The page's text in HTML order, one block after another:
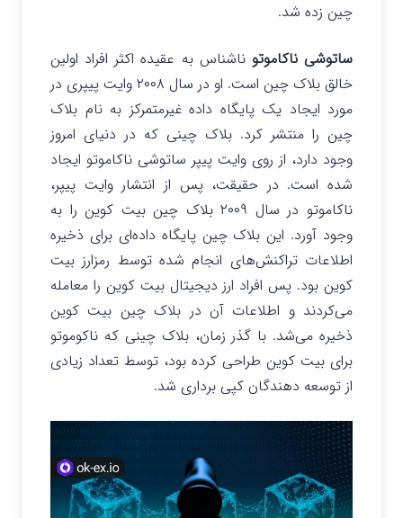
چین زده شد.
ساتوشی ناکاموتو ناشناس به عقیده اکثر افراد اولین
خالق بلاک چین است. او در سال ۲۰۰۸ وایت پیپری در
مورد ایجاد یک پایگاه داده غیرمتمرکز به نام بلاک
چین را منتشر کرد. بلاک چینی که در دنیای امروز
وجود دارد، از روی وایت پیپر ساتوشی ناکاموتو ایجاد
شده است. در حقیقت، پس از انتشار وایت پیپر،
ناکاموتو در سال ۲۰۰۹ بلاک چین بیت کوین را به
وجود آورد. این بلاک چین پایگاه داده‌ای برای ذخیره
اطلاعات تراکنش‌های انجام شده توسط رمزارز بیت
کوین بود. پس افراد ارز دیجیتال بیت کوین را معامله
می‌کردند و اطلاعات آن در بلاک چین بیت کوین
ذخیره می‌شد. با گذر زمان، بلاک چینی که ناکوموتو
برای بیت کوین طراحی کرده بود، توسط تعداد زیادی
از توسعه دهندگان کپی برداری شد.